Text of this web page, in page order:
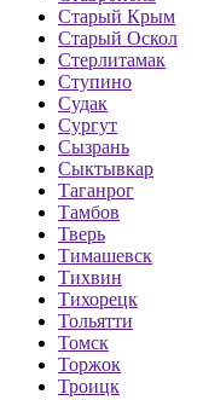
Старый Крым
Старый Оскол
Стерлитамак
Ступино
Судак
Сургут
Сызрань
Сыктывкар
Таганрог
Тамбов
Тверь
Тимашевск
Тихвин
Тихорецк
Тольятти
Томск
Торжок
Троицк